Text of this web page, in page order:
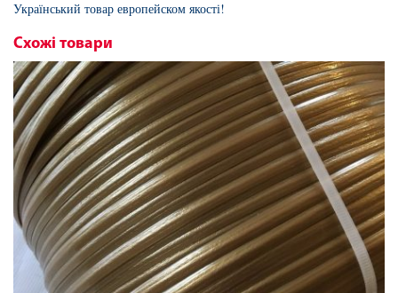
Український товар европейском якості!
Схожі товари